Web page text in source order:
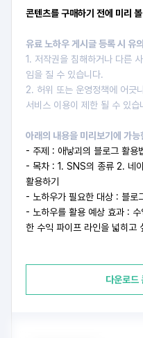
콘텐츠를 구매하기 전에 미리
유료 노하우 게시글 등록 시 유
1. 저작권을 침해하거나 다른
임을 질 수 있습니다.
2. 허위 또는 운영정책에 어긋
서비스 이용이 제한 될 수 있습
아래의 내용을 미리보기에 가
- 주제 : 애낳괴의 블로그 활
- 목차 : 1. SNS의 종류 2. 네
활용하기
- 노하우가 필요한 대상 : 블로
- 노하우를 활용 예상 효과 :
한 수익 파이프 라인을 넓히고
다운로